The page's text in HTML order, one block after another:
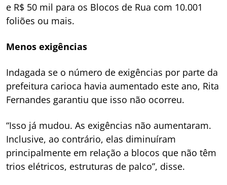
e R$ 50 mil para os Blocos de Rua com 10.001
foliões ou mais.
Menos exigências
Indagada se o número de exigências por parte da
prefeitura carioca havia aumentado este ano, Rita
Fernandes garantiu que isso não ocorreu.
“Isso já mudou. As exigências não aumentaram.
Inclusive, ao contrário, elas diminuíram
principalmente em relação a blocos que não têm
trios elétricos, estruturas de palco”, disse.